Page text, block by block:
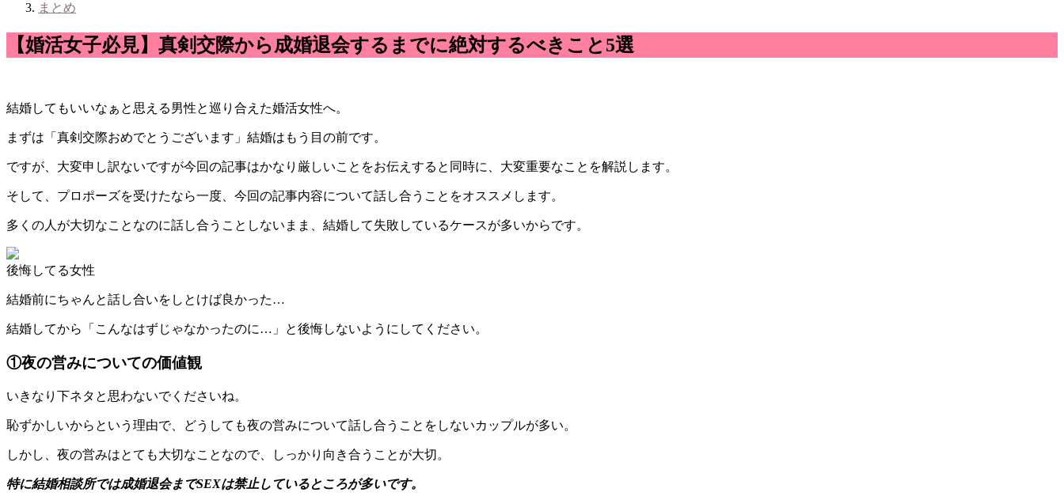
まとめ
【婚活女子必見】真剣交際から成婚退会するまでに絶対するべきこと5選
結婚してもいいなぁと思える男性と巡り合えた婚活女性へ。
まずは「真剣交際おめでとうございます」結婚はもう目の前です。
ですが、大変申し訳ないですが今回の記事はかなり厳しいことをお伝えすると同時に、大変重要なことを解説します。
そして、 プロポーズを受けたなら一度、今回の記事内容について話し合うことをオススメします。
多くの人が大切なことなのに話し合うことしないまま、結婚して失敗しているケースが多いからです。
後悔してる女性
結婚前にちゃんと話し合いをしとけば良かった…
結婚してから「こんなはずじゃなかったのに…」と後悔しないようにしてください。
①夜の営みについての価値観
いきなり下ネタと思わないでくださいね。
恥ずかしいからという理由で、どうしても夜の営みについて話し合うことをしないカップルが多い。
しかし、夜の営みはとても大切なことなので、しっかり向き合うことが大切。
特に結婚相談所では成婚退会までSEXは禁止しているところが多いです。